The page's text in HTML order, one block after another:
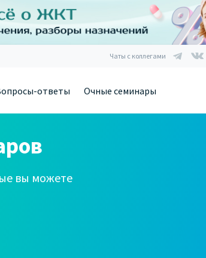
Чаты с коллегами
ответы Очные семинары
вы можете